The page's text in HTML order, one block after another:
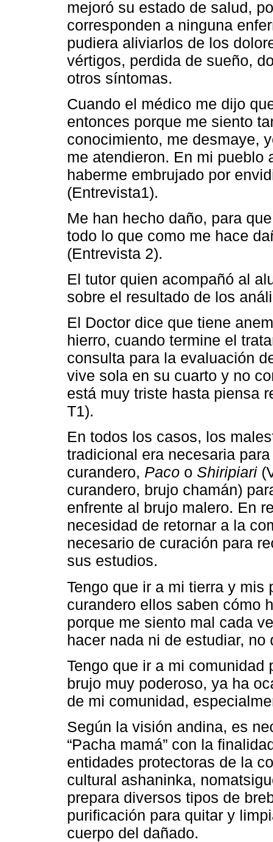
mejoró su estado de salud,
corresponden a ninguna
pudiera aliviarlos de los
vértigos, perdida de sueño,
otros síntomas.
Cuando el médico me dijo
entonces porque me siento
conocimiento, me desmaye,
me atendieron. En mi pueblo
haberme embrujado por
(Entrevista1).
Me han hecho daño, para
todo lo que como me hace
(Entrevista 2).
El tutor quien acompañó al
sobre el resultado de los
El Doctor dice que tiene
hierro, cuando termine el
consulta para la evaluación
vive sola en su cuarto y no
está muy triste hasta piensa
T1).
En todos los casos, los
tradicional era necesaria
curandero, Paco o Shiripiari
curandero, brujo chamán)
enfrente al brujo malero. En
necesidad de retornar a la
necesario de curación para
sus estudios.
Tengo que ir a mi tierra y mis
curandero ellos saben cómo
porque me siento mal cada
hacer nada ni de estudiar,
Tengo que ir a mi
brujo muy poderoso, ya ha
de mi comunidad,
Según la visión andina, es
“Pacha mamá” con la
entidades protectoras de la
cultural ashaninka,
prepara diversos tipos de
purificación para quitar y
cuerpo del dañado.